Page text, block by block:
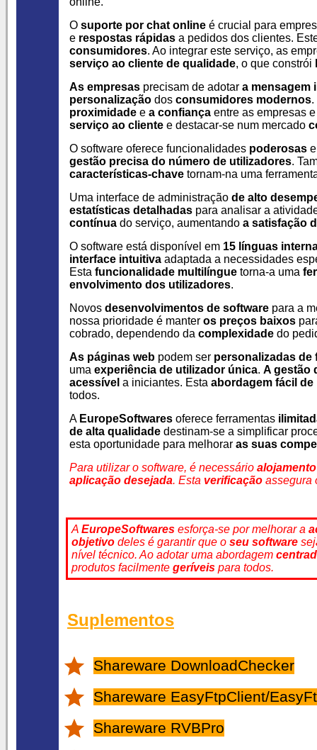
O suporte por chat online é crucial para
e respostas rápidas a pedidos dos clientes.
consumidores. Ao integrar este serviço, as
serviço ao cliente de qualidade, o que constrói
As empresas precisam de adotar a mensagem
personalização dos consumidores modernos.
proximidade e a confiança entre as empresas
serviço ao cliente e destacar-se num mercado
O software oferece funcionalidades poderosas
gestão precisa do número de utilizadores.
características-chave tornam-na uma
Uma interface de administração de alto
estatísticas detalhadas para analisar a
contínua do serviço, aumentando a satisfação
O software está disponível em 15 línguas
interface intuitiva adaptada a necessidades
Esta funcionalidade multilíngue torna-a uma
envolvimento dos utilizadores.
Novos desenvolvimentos de software para a
nossa prioridade é manter os preços baixos
cobrado, dependendo da complexidade do
As páginas web podem ser personalizadas de
uma experiência de utilizador única. A gestão
acessível a iniciantes. Esta abordagem fácil de
todos.
A EuropeSoftwares oferece ferramentas
de alta qualidade destinam-se a simplificar
esta oportunidade para melhorar as suas
Para utilizar o software, é necessário
aplicação desejada. Esta verificação assegura
A EuropeSoftwares esforça-se por melhorar a
objetivo deles é garantir que o seu software
nível técnico. Ao adotar uma abordagem
produtos facilmente geríveis para todos.
Suplementos
Shareware DownloadChecker
Shareware EasyFtpClient/
Shareware RVBPro